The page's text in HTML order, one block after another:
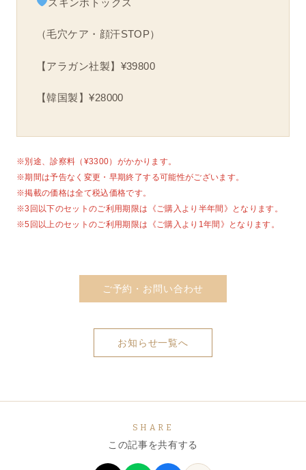
（毛穴ケア・顔汗STOP）
【アラガン社製】¥39800
【韓国製】¥28000
※別途、診察料（¥3300）がかかります。
※期間は予告なく変更・早期終了する可能性がございます。
※掲載の価格は全て税込価格です。
※3回以下のセットのご利用期限は《ご購入より半年間》となります。
※5回以上のセットのご利用期限は《ご購入より1年間》となります。
ご予約・お問い合わせ
お知らせ一覧へ
SHARE
この記事を共有する